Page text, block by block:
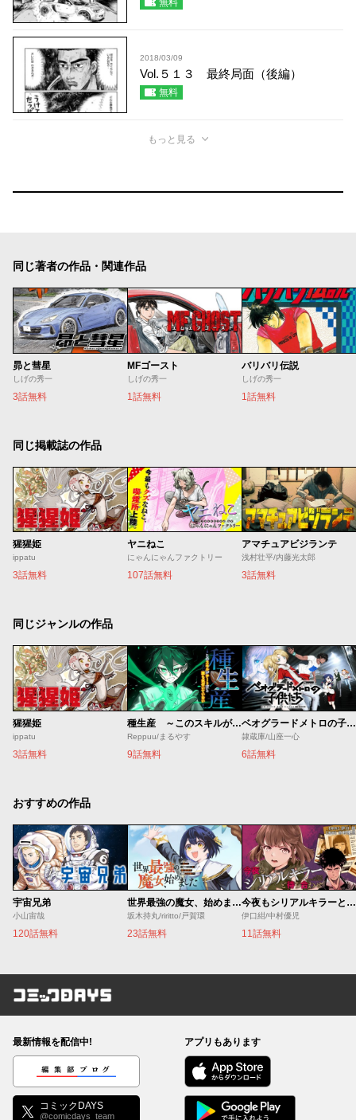
2018/03/09
Vol.５１３ 最終局面（後編）
無料
もっと見る
同じ著者の作品・関連作品
昴と彗星
しげの秀一
3話無料
MFゴースト
しげの秀一
1話無料
バリバリ伝説
しげの秀一
1話無料
同じ掲載誌の作品
猩猩姫
ippatu
3話無料
ヤニねこ
にゃんにゃんファクトリー
107話無料
アマチュアビジランテ
浅村壮平/内藤光太郎
3話無料
同じジャンルの作品
猩猩姫
ippatu
3話無料
種生産 ～このスキルがチートだとまだ誰も気付いていない～
Reppuu/まるやす
9話無料
ベオグラードメトロの子供たち
隷蔵庫/山座一心
6話無料
おすすめの作品
宇宙兄弟
小山宙哉
120話無料
世界最強の魔女、始めました ～私だけ『攻略サイト』を見れる世界で自由に生きます～
坂木持丸/riritto/戸賀環
23話無料
今夜もシリアルキラーと待ち合わせ
伊口紺/中村優児
11話無料
コミックDAYS
最新情報を配信中!
編集部ブログ
コミックDAYS
@comicdays_team
アプリもあります